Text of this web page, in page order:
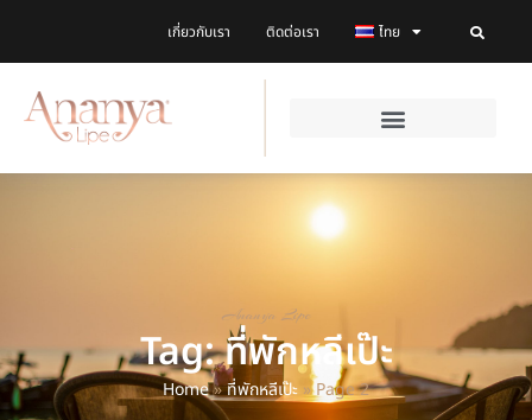
เกี่ยวกับเรา ติดต่อเรา ไทย
Ananya Lipe
Tag: ที่พักหลีเป๊ะ
Home»ที่พักหลีเป๊ะ »Page 2